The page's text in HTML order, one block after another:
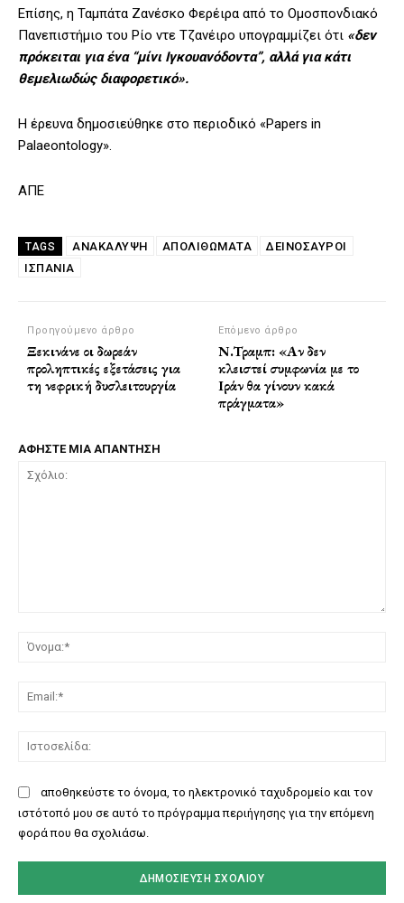
Επίσης, η Ταμπάτα Ζανέσκο Φερέιρα από το Ομοσπονδιακό
Πανεπιστήμιο του Ρίο ντε Τζανέιρο υπογραμμίζει ότι «δεν
πρόκειται για ένα “μίνι Ιγκουανόδοντα”, αλλά για κάτι
θεμελιωδώς διαφορετικό».
Η έρευνα δημοσιεύθηκε στο περιοδικό «Papers in
Palaeontology».
ΑΠΕ
TAGS ΑΝΑΚΆΛΥΨΗ ΑΠΟΛΙΘΩΜΑΤΑ
ΔΕΙΝΟΣΑΥΡΟΙ
ΙΣΠΑΝΊΑ
Προηγούμενο άρθρο
Ξεκινάνε οι δωρεάν
προληπτικές εξετάσεις για
τη νεφρική δυσλειτουργία
Επόμενο άρθρο
Ν.Τραμπ: «Αν δεν
κλειστεί συμφωνία με το
Ιράν θα γίνουν κακά
πράγματα»
ΑΦΗΣΤΕ ΜΙΑ ΑΠΑΝΤΗΣΗ
αποθηκεύστε το όνομα, το ηλεκτρονικό ταχυδρομείο και τον
ιστότοπό μου σε αυτό το πρόγραμμα περιήγησης για την επόμενη
φορά που θα σχολιάσω.